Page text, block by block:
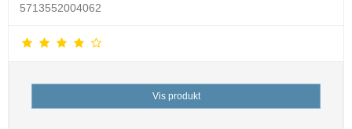
5713552004062
Vis produkt